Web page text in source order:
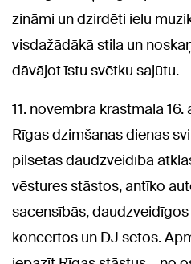
zināmi un dzirdēti ielu
visdažādākā stila un
dāvājot īstu svētku sajūtu.
11. novembra krastmala
Rīgas dzimšanas dienas
pilsētas daudzveidība
vēstures stāstos, antīko
sacensībās,
koncertos un DJ setos.